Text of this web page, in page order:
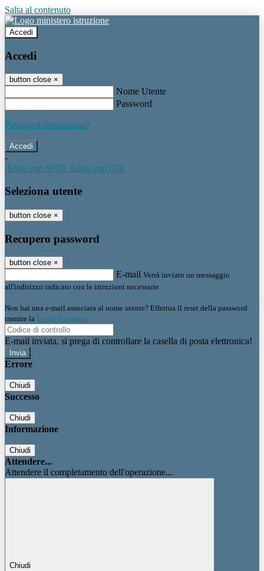
Salta al contenuto
Accedi
Accedi
button close ×
Nome Utente
Password
Password dimenticata?
-
Entra con SPID Entra con CIE
Seleziona utente
button close ×
Recupero password
button close ×
E-mail Verrà inviato un messaggio
all'indirizzo indicato con le istruzioni necessarie.
Non hai una e-mail associata al nome utente? Effettua il reset della password
tramite la Login Spaggiari
E-mail inviata, si prega di controllare la casella di posta elettronica!
Errore
Chiudi
Successo
Chiudi
Informazione
Chiudi
Attendere...
Attendere il completamento dell'operazione...
Chiudi